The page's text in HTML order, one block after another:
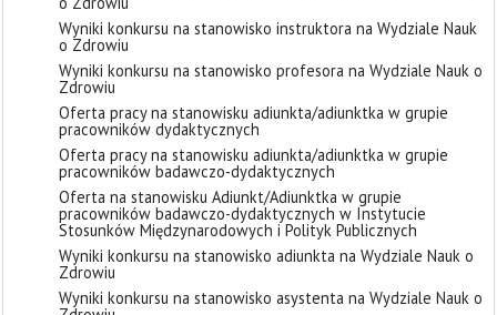
Wyniki konkursu na stanowisko instruktora na Wydziale Nauk
o Zdrowiu
Wyniki konkursu na stanowisko profesora na Wydziale Nauk o
Zdrowiu
Oferta pracy na stanowisku adiunkta/adiunktka w grupie
pracowników dydaktycznych
Oferta pracy na stanowisku adiunkta/adiunktka w grupie
pracowników badawczo-dydaktycznych
Oferta na stanowisku Adiunkt/Adiunktka w grupie
pracowników badawczo-dydaktycznych w Instytucie
Stosunków Międzynarodowych i Polityk Publicznych
Wyniki konkursu na stanowisko adiunkta na Wydziale Nauk o
Zdrowiu
Wyniki konkursu na stanowisko asystenta na Wydziale Nauk o